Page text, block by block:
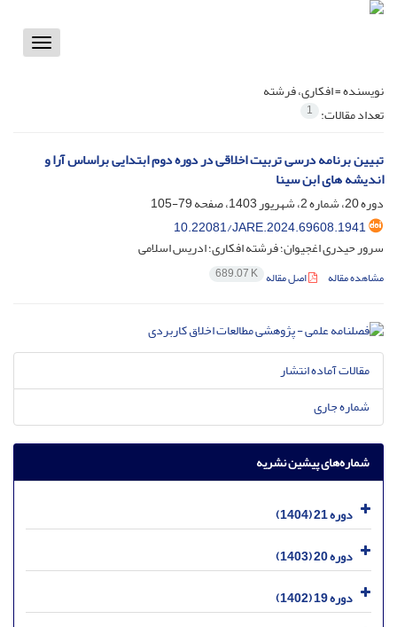
Toggle
نویسنده =افکاری، فرشته
تعداد مقالات: 1
تبیین برنامه درسی تربیت اخلاقی در دوره دوم ابتدایی براساس آرا و
اندیشه های ابن سینا
دوره 20، شماره 2، شهریور 1403، صفحه
79-105
10.22081/JARE.2024.69608.1941
سرور حیدری اغجیوان؛ فرشته افکاری؛ ادریس اسلامی
مشاهده مقاله اصل مقاله 689.07 K
مقالات آماده انتشار
شماره جاری
شماره‌های پیشین نشریه
دوره 21 (1404)
دوره 20 (1403)
دوره 19 (1402)